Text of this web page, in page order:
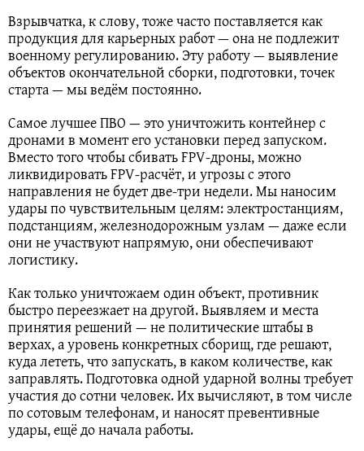
Взрывчатка, к слову, тоже часто поставляется как
продукция для карьерных работ — она не подлежит
военному регулированию. Эту работу — выявление
объектов окончательной сборки, подготовки, точек
старта — мы ведём постоянно.
Самое лучшее ПВО — это уничтожить контейнер с
дронами в момент его установки перед запуском.
Вместо того чтобы сбивать FPV-дроны, можно
ликвидировать FPV-расчёт, и угрозы с этого
направления не будет две-три недели. Мы наносим
удары по чувствительным целям: электростанциям,
подстанциям, железнодорожным узлам — даже если
они не участвуют напрямую, они обеспечивают
логистику.
Как только уничтожаем один объект, противник
быстро переезжает на другой. Выявляем и места
принятия решений — не политические штабы в
верхах, а уровень конкретных сборищ, где решают,
куда лететь, что запускать, в каком количестве, как
заправлять. Подготовка одной ударной волны требует
участия до сотни человек. Их вычисляют, в том числе
по сотовым телефонам, и наносят превентивные
удары, ещё до начала работы.